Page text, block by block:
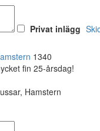
Privat inlägg
1340
fin 25-årsdag!
Hamstern